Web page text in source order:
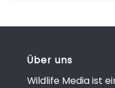
Über uns
Wildlife Media ist